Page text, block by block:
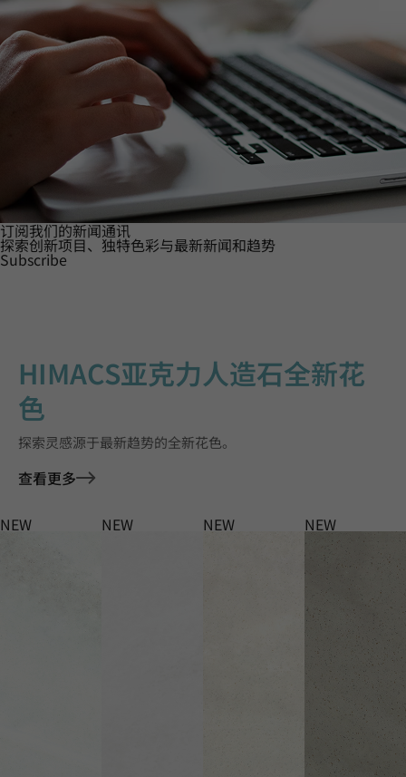
订阅我们的新闻通讯
探索创新项目、独特色彩与最新新闻和趋势
Subscribe
HIMACS亚克力人造石全新花
色
探索灵感源于最新趋势的全新花色。
查看更多
NEW NEW NEW NEW